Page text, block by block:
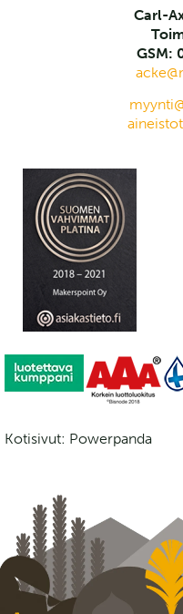
Carl-
GSM:
Kotisivut: Powerpanda